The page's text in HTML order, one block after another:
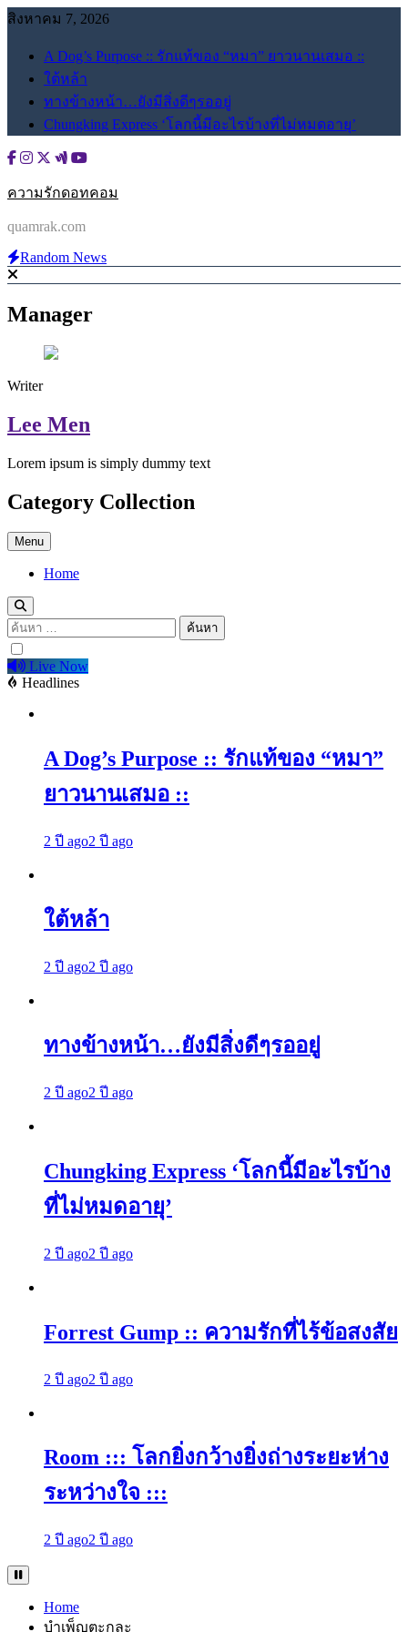
Skip
สิงหาคม 7, 2026
A Dog’s Purpose :: รักแท้ของ “หมา” ยาวนานเสมอ ::
ใต้หล้า
ทางข้างหน้า…ยังมีสิ่งดีๆรออยู่
Chungking Express ‘โลกนี้มีอะไรบ้างที่ไม่หมดอายุ’
ความรักดอทคอม
quamrak.com
Random News
Manager
Writer
Lee Men
Lorem ipsum is simply dummy text
Category Collection
Menu
Home
ค้นหา
สำหรับ:
Live Now
Headlines
A Dog’s Purpose :: รักแท้ของ “หมา”
ยาวนานเสมอ ::
2 ปี ago2 ปี ago
ใต้หล้า
2 ปี ago2 ปี ago
ทางข้างหน้า…ยังมีสิ่งดีๆรออยู่
2 ปี ago2 ปี ago
Chungking Express ‘โลกนี้มีอะไรบ้าง
ที่ไม่หมดอายุ’
2 ปี ago2 ปี ago
Forrest Gump :: ความรักที่ไร้ข้อสงสัย
2 ปี ago2 ปี ago
Room ::: โลกยิ่งกว้างยิ่งถ่างระยะห่าง
ระหว่างใจ :::
2 ปี ago2 ปี ago
Home
บำเพ็ญตะกละ